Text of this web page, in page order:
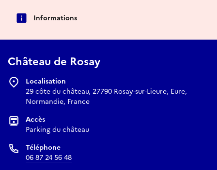
Informations
Château de Rosay
Localisation
29 côte du château, 27790 Rosay-sur-Lieure, Eure,
Normandie, France
Accès
Parking du château
Téléphone
06 87 24 56 48